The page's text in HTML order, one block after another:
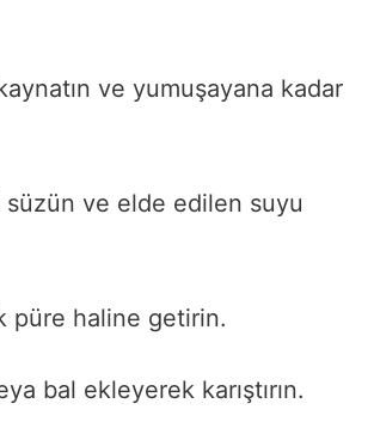
ve yumuşayana kadar
süzün ve elde edilen suyu
püre haline getirin.
bal ekleyerek karıştırın.